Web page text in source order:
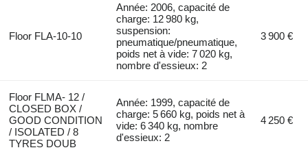
Floor FLA-10-10
Année: 2006, capacité de
charge: 12 980 kg,
suspension:
pneumatique/pneumatique,
poids net à vide: 7 020 kg,
nombre d'essieux: 2
3 900 €
Floor FLMA- 12 /
CLOSED BOX /
GOOD CONDITION
/ ISOLATED / 8
TYRES DOUB
Année: 1999, capacité de
charge: 5 660 kg, poids net à
vide: 6 340 kg, nombre
d'essieux: 2
4 250 €